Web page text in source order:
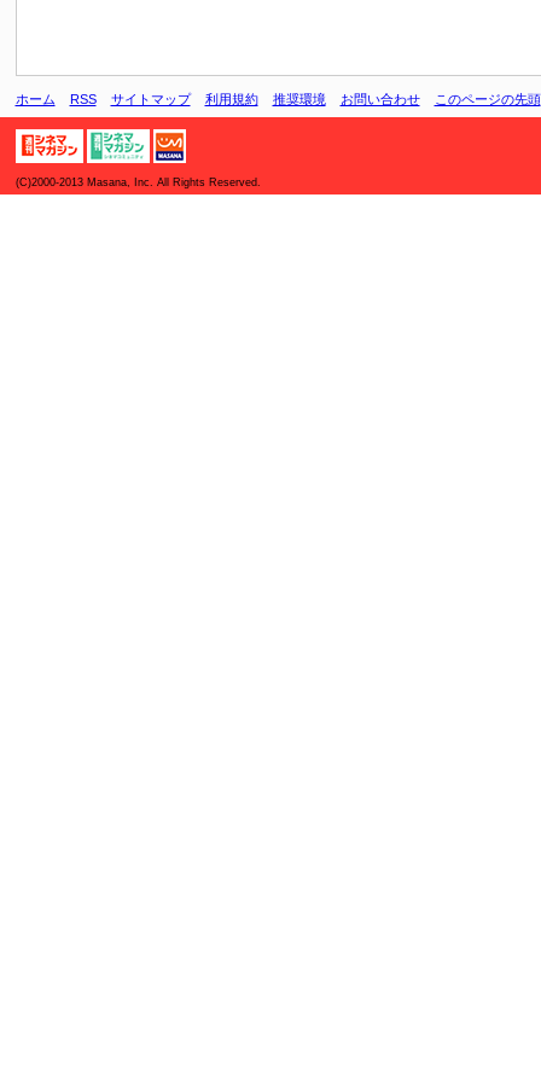
ホーム RSS サイトマップ 利用規約 推奨環境 お問い合わせ このページの先頭
(C)2000-2013 Masana, Inc. All Rights Reserved.